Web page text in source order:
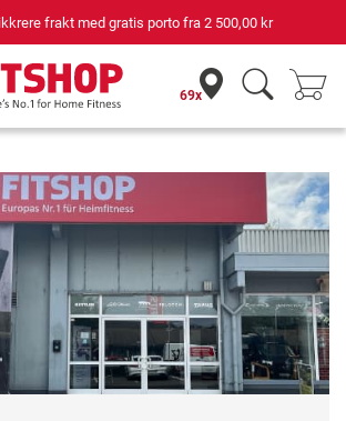
Din ekspert for hjemmetrening i 42 år
69x